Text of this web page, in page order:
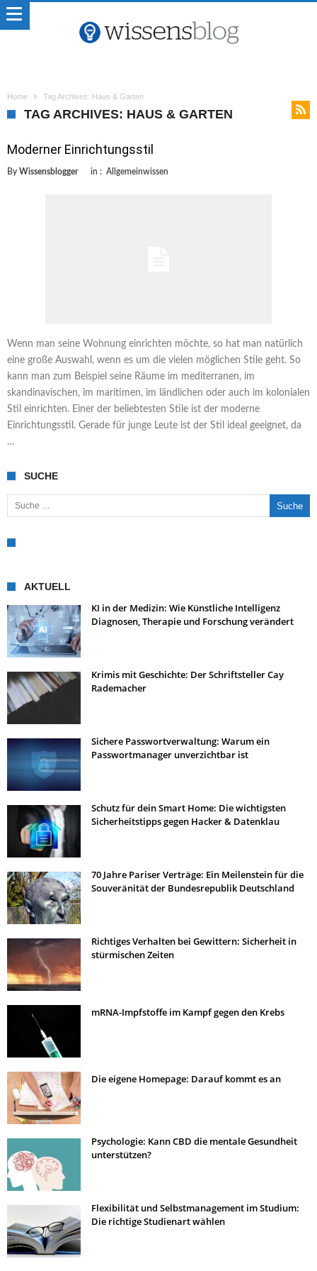
Home Tag Archives: Haus & Garten
TAG ARCHIVES: HAUS & GARTEN
Moderner Einrichtungsstil
By Wissensblogger in : Allgemeinwissen
Wenn man seine Wohnung einrichten möchte, so hat man natürlich
eine große Auswahl, wenn es um die vielen möglichen Stile geht. So
kann man zum Beispiel seine Räume im mediterranen, im
skandinavischen, im maritimen, im ländlichen oder auch im kolonialen
Stil einrichten. Einer der beliebtesten Stile ist der moderne
Einrichtungsstil. Gerade für junge Leute ist der Stil ideal geeignet, da
…
SUCHE
Suche nach:
AKTUELL
KI in der Medizin: Wie Künstliche Intelligenz
Diagnosen, Therapie und Forschung verändert
Krimis mit Geschichte: Der Schriftsteller Cay
Rademacher
Sichere Passwortverwaltung: Warum ein
Passwortmanager unverzichtbar ist
Schutz für dein Smart Home: Die wichtigsten
Sicherheitstipps gegen Hacker & Datenklau
70 Jahre Pariser Verträge: Ein Meilenstein für die
Souveränität der Bundesrepublik Deutschland
Richtiges Verhalten bei Gewittern: Sicherheit in
stürmischen Zeiten
mRNA-Impfstoffe im Kampf gegen den Krebs
Die eigene Homepage: Darauf kommt es an
Psychologie: Kann CBD die mentale Gesundheit
unterstützen?
Flexibilität und Selbstmanagement im Studium:
Die richtige Studienart wählen